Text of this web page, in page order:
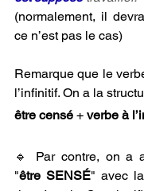
(normalement, il
ce n’est pas le cas)
Remarque que le
l’infinitif. On a la
être censé + verbe à
🔹 Par contre, on a
"être SENSÉ" avec